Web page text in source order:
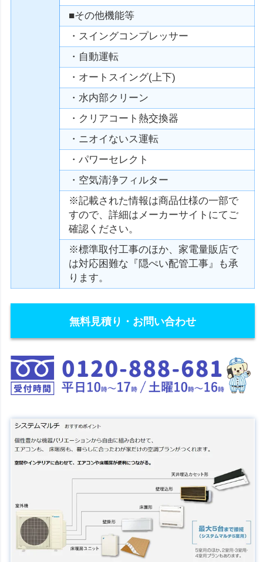
■その他機能等
・スイングコンプレッサー
・自動運転
・オートスイング(上下)
・水内部クリーン
・クリアコート熱交換器
・ニオイないス運転
・パワーセレクト
・空気清浄フィルター
※記載された情報は商品仕様の一部で
すので、詳細はメーカーサイトにてご
確認ください。
※標準取付工事のほか、家電量販店で
は対応困難な『隠ぺい配管工事』も承
ります。
無料見積り・お問い合わせ